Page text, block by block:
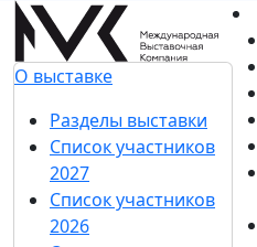
О выставке
Разделы выставки
Список участников
2027
Список участников
2026